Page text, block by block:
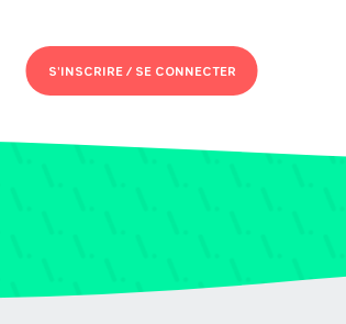
S'INSCRIRE /SE CONNECTER